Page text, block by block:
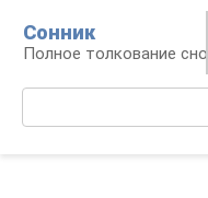
контенту
Сонник
Полное толкование снов